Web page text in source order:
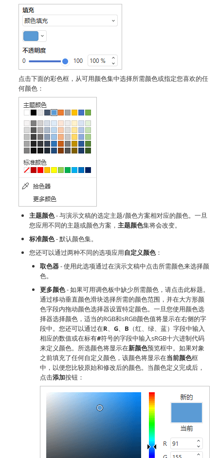
点击下面的彩色框，从可用颜色集中选择所需颜色或指定您喜欢的任
何颜色：
主题颜色- 与演示文稿的选定主题/颜色方案相对应的颜色。一旦
您应用不同的主题或颜色方案， 主题颜色集将会改变。
标准颜色- 默认颜色集。
您还可以通过两种不同的选项应用自定义颜色：
取色器- 使用此选项通过在演示文稿中点击所需颜色来选择颜
色。
更多颜色- 如果可用调色板中缺少所需颜色，请点击此标题。
通过移动垂直颜色滑块选择所需的颜色范围，并在大方形颜
色字段内拖动颜色选择器设置特定颜色。一旦您使用颜色选
择器选择颜色，适当的RGB和sRGB颜色值将显示在右侧的字
段中。您还可以通过在R、 G、 B （红、绿、蓝）字段中输入
相应的数值或在标有#符号的字段中输入sRGB十六进制代码
来定义颜色。所选颜色将显示在新颜色预览框中。如果对象
之前填充了任何自定义颜色，该颜色将显示在当前颜色框
中，以便您比较原始和修改后的颜色。当颜色定义完成后，
点击添加按钮：